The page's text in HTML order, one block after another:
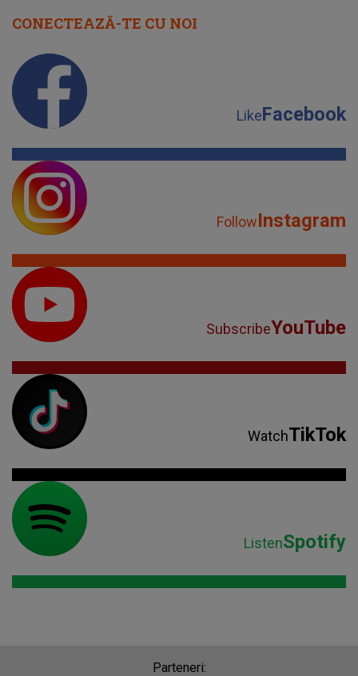
CONECTEAZĂ-TE CU NOI
LikeFacebook
FollowInstagram
SubscribeYouTube
WatchTikTok
ListenSpotify
Parteneri: